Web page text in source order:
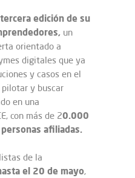
tercera edición de su
un
orientado a
digitales que ya
y casos en el
pilotar y buscar
en una
con más de 20.000
afiliadas.
de la
el 20 de mayo,